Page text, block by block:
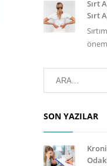
Sırt
Sırt
SON YAZILAR